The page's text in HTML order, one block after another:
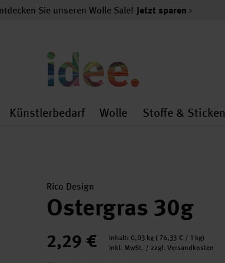
Sie unseren Wolle Sale! Jetzt sparen
Dekoration general.openMenu
Künstlerbedarf
Künstlerbedarf
Wolle
Wolle
Stoffe & Sticken
Rico Design
Ostergras 30g
2,29 € Inhalt: 0,03 kg ( 76,33 € / 1 kg)
inkl. MwSt. / zzgl. Versandkosten